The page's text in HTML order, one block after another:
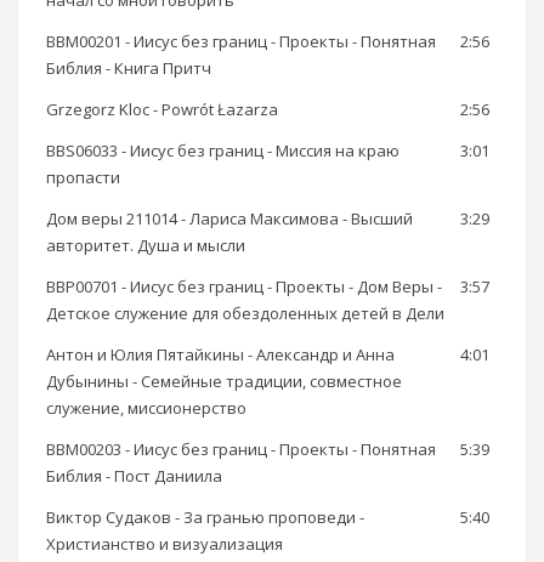
BBM00201 - Иисус без границ - Проекты - Понятная
Библия - Книга Притч
2:56
Grzegorz Kloc - Powrót Łazarza
2:56
BBS06033 - Иисус без границ - Миссия на краю
пропасти
3:01
Дом веры 211014 - Лариса Максимова - Высший
авторитет. Душа и мысли
3:29
BBP00701 - Иисус без границ - Проекты - Дом Веры -
Детское служение для обездоленных детей в Дели
3:57
Антон и Юлия Пятайкины - Александр и Анна
Дубынины - Семейные традиции, совместное
служение, миссионерство
4:01
BBM00203 - Иисус без границ - Проекты - Понятная
Библия - Пост Даниила
5:39
Виктор Судаков - За гранью проповеди -
Христианство и визуализация
5:40